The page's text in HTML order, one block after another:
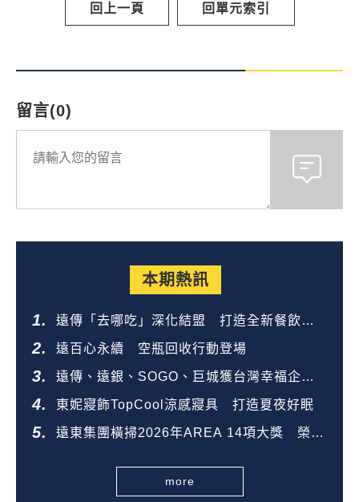
回上一頁 回單元索引
留言(0)
本期熱訊
遠傳「去哪吃」深化結盟 打造全新餐飲生
態圈
遠百心永續 空瓶回收行動登場
遠傳、遠銀、SOGO、巨城獲台灣幸福企業
金獎
東妮寢飾TopCool涼感寢具 打造夏夜好眠
遠東集團橫掃2026年AREA 14項大獎 榮登
more